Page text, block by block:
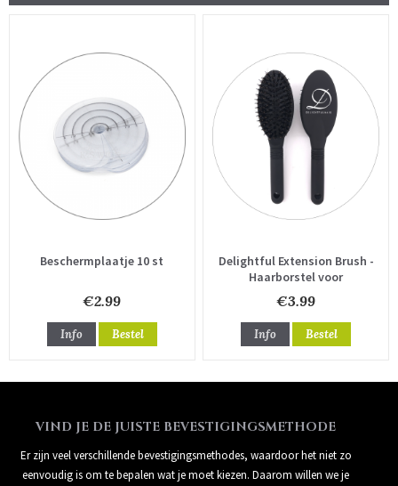
Beschermplaatje 10 st
€2.99
Info Bestel
Delightful Extension Brush -
Haarborstel voor
hairextensions
€3.99
Info Bestel
VIND JE DE JUISTE BEVESTIGINGSMETHODE
Er zijn veel verschillende bevestigingsmethodes, waardoor het niet zo
eenvoudig is om te bepalen wat je moet kiezen. Daarom willen we je